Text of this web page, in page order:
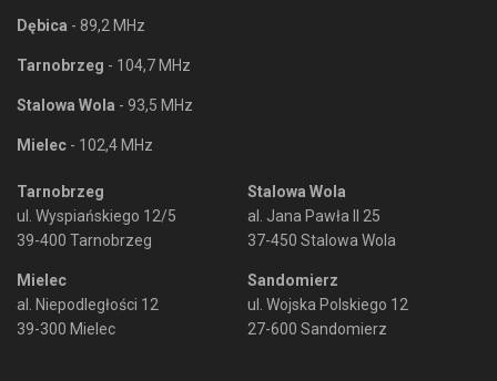
Dębica - 89,2 MHz
Tarnobrzeg - 104,7 MHz
Stalowa Wola - 93,5 MHz
Mielec - 102,4 MHz
Tarnobrzeg
ul. Wyspiańskiego 12/5
39-400 Tarnobrzeg
Mielec
al. Niepodległości 12
39-300 Mielec
Stalowa Wola
al. Jana Pawła II 25
37-450 Stalowa Wola
Sandomierz
ul. Wojska Polskiego 12
27-600 Sandomierz